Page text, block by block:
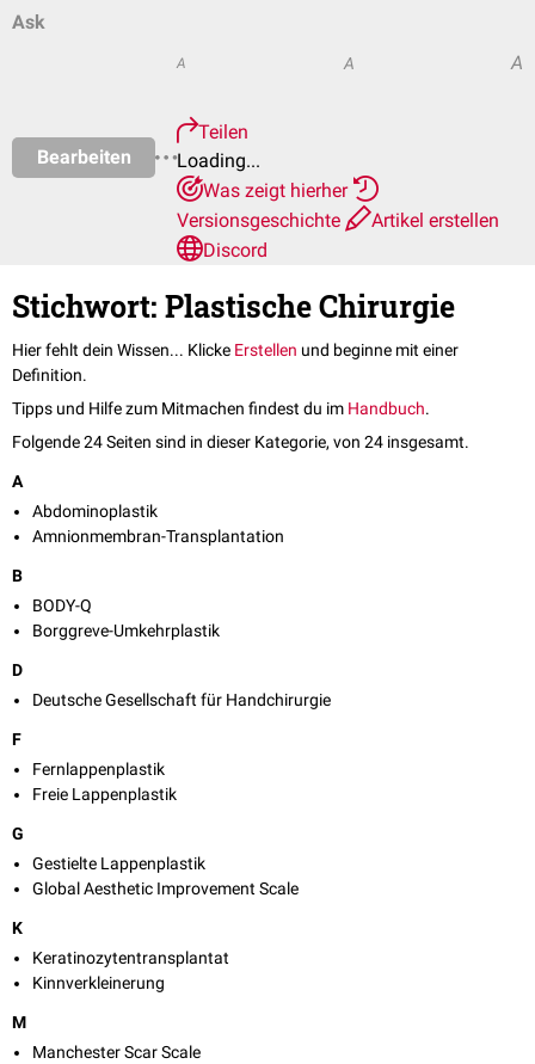
Ask
Bearbeiten
A A A
Teilen
Loading...
Was zeigt hierher
Versionsgeschichte
Artikel erstellen
Discord
Stichwort: Plastische Chirurgie
Hier fehlt dein Wissen... Klicke Erstellen und beginne mit einer
Definition.
Tipps und Hilfe zum Mitmachen findest du im Handbuch.
Folgende 24 Seiten sind in dieser Kategorie, von 24 insgesamt.
A
Abdominoplastik
Amnionmembran-Transplantation
B
BODY-Q
Borggreve-Umkehrplastik
D
Deutsche Gesellschaft für Handchirurgie
F
Fernlappenplastik
Freie Lappenplastik
G
Gestielte Lappenplastik
Global Aesthetic Improvement Scale
K
Keratinozytentransplantat
Kinnverkleinerung
M
Manchester Scar Scale